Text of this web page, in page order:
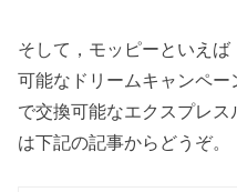
そして，モッピーといえ
可能なドリームキャンペ
で交換可能なエクスプレ
は下記の記事からどうぞ。